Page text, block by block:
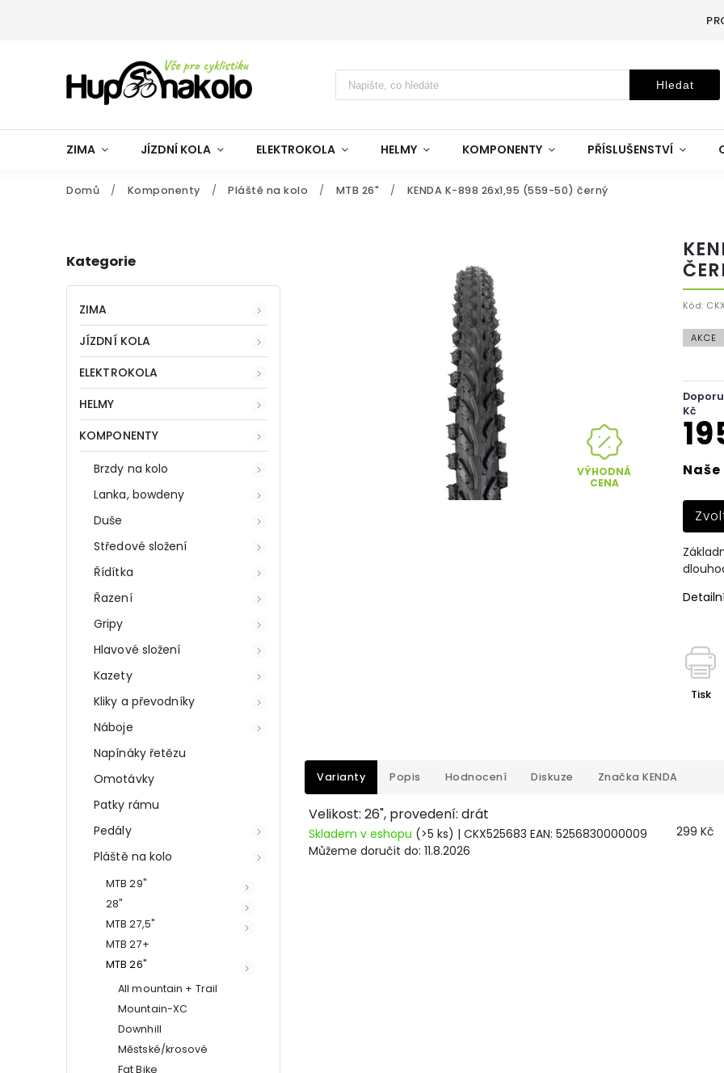
Hledat
ZIMA JÍZDNÍ KOLA ELEKTROKOLA HELMY KOMPONENTY PŘÍSLUŠENSTVÍ
Domů / Komponenty / Pláště na kolo / MTB 26" / KENDA K-898 26x1,95 (559-50) černý
Kategorie
ZIMA
JÍZDNÍ KOLA
ELEKTROKOLA
HELMY
KOMPONENTY
Brzdy na kolo
Lanka, bowdeny
Duše
Středové složení
Řídítka
Řazení
Gripy
Hlavové složení
Kazety
Kliky a převodníky
Náboje
Napínáky řetězu
Omotávky
Patky rámu
Pedály
Pláště na kolo
MTB 29"
28"
MTB 27,5"
MTB 27+
MTB 26"
All mountain + Trail
Mountain-XC
Downhill
Městské/krosové
Fat Bike
VÝHODNÁ
CENA
Kód:
AKCE
Kč
Naše
Tisk
Varianty Popis Hodnocení Diskuze Značka KENDA
Velikost: 26", provedení: drát
Skladem v eshopu (>5 ks) | CKX525683 EAN: 5256830000009
Můžeme doručit do: 11.8.2026
299 Kč